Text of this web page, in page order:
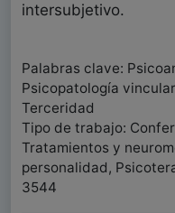
intersubjetivo.
Palabras clave:
Psicopatología
Terceridad
Tipo de trabajo:
Tratamientos y
personalidad,
3544